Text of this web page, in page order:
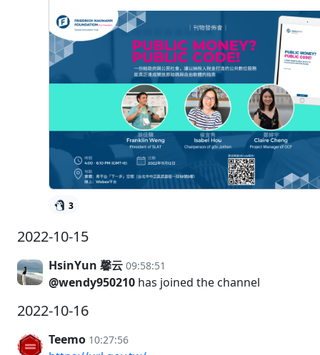
3
2022-10-15
HsinYun 馨云 09:58:51
@wendy950210 has joined the channel
2022-10-16
Teemo 10:27:56